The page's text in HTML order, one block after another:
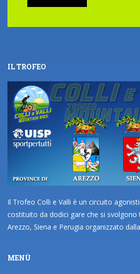
IL TROFEO
Il Trofeo Colli e Valli è un circuito
costituito da dodici gare che si svolgono
Arezzo, Siena e Perugia organizzato
MENÙ